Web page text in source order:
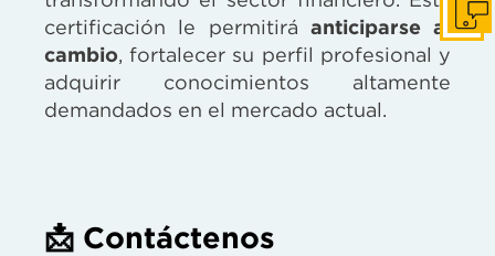
certificación le permitirá anticiparse al
cambio, fortalecer su perfil profesional y
adquirir conocimientos altamente
demandados en el mercado actual.
📩 Contáctenos